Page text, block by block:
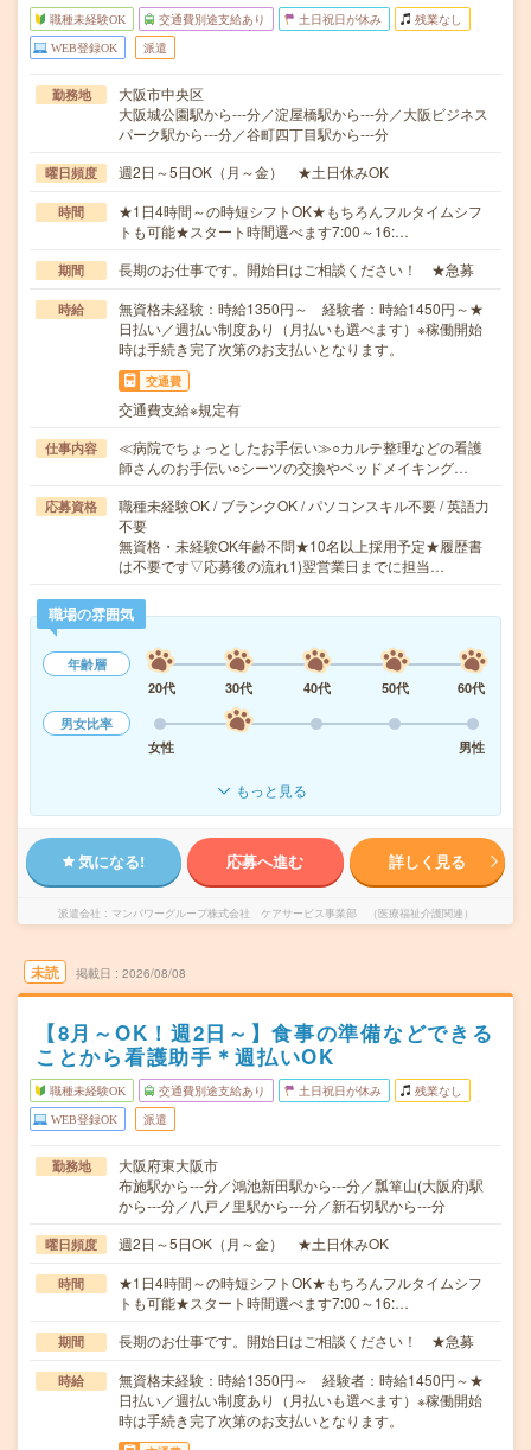
職種未経験OK 交通費別途支給あり 土日祝日が休み 残業なし
WEB登録OK 派遣
勤務地
大阪市中央区
大阪城公園駅から---分／淀屋橋駅から---分／大阪ビジネス
パーク駅から---分／谷町四丁目駅から---分
曜日頻度 週2日～5日OK（月～金） ★土日休みOK
時間
★1日4時間～の時短シフトOK★もちろんフルタイムシフ
トも可能★スタート時間選べます7:00～16:…
期間 長期のお仕事です。開始日はご相談ください！ ★急募
時給
無資格未経験：時給1350円～ 経験者：時給1450円～★
日払い／週払い制度あり（月払いも選べます）※稼働開始
時は手続き完了次第のお支払いとなります。
交通費
交通費支給※規定有
仕事内容
≪病院でちょっとしたお手伝い≫○カルテ整理などの看護
師さんのお手伝い○シーツの交換やベッドメイキング…
応募資格
職種未経験OK / ブランクOK / パソコンスキル不要 / 英語力
不要
無資格・未経験OK年齢不問★10名以上採用予定★履歴書
は不要です▽応募後の流れ1)翌営業日までに担当…
職場の雰囲気
年齢層
20代
30代 40代 50代
60代
男女比率
女性
男性
もっと見る
気になる! 応募へ進む 詳しく見る
派遣会社 マンパワーグループ株式会社 ケアサービス事業部 （医療福祉介護関連）
未読 掲載日 2026/08/08
【8月～OK！週2日～】食事の準備などできる
ことから看護助手＊週払いOK
職種未経験OK 交通費別途支給あり 土日祝日が休み 残業なし
WEB登録OK 派遣
勤務地
大阪府東大阪市
布施駅から---分／鴻池新田駅から---分／瓢箪山(大阪府)駅
から---分／八戸ノ里駅から---分／新石切駅から---分
曜日頻度 週2日～5日OK（月～金） ★土日休みOK
時間
★1日4時間～の時短シフトOK★もちろんフルタイムシフ
トも可能★スタート時間選べます7:00～16:…
期間 長期のお仕事です。開始日はご相談ください！ ★急募
時給
無資格未経験：時給1350円～ 経験者：時給1450円～★
日払い／週払い制度あり（月払いも選べます）※稼働開始
時は手続き完了次第のお支払いとなります。